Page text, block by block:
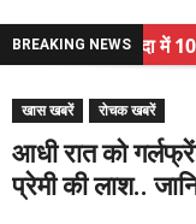
BREAKING NEWS
नालंदा में 10
अंचल पदाधिकारी
घूसखोर अफसरों
बिहार में एक
खास खबरें रोचक खबरें
आधी रात को
प्रेमी की लाश..